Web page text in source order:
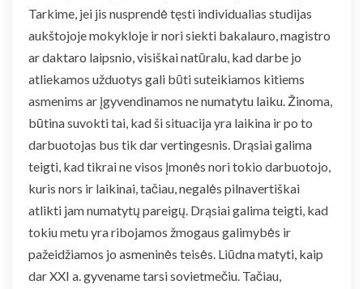
Tarkime, jei jis nusprendė tęsti individualias studijas
aukštojoje mokykloje ir nori siekti bakalauro, magistro
ar daktaro laipsnio, visiškai natūralu, kad darbe jo
atliekamos užduotys gali būti suteikiamos kitiems
asmenims ar įgyvendinamos ne numatytu laiku. Žinoma,
būtina suvokti tai, kad ši situacija yra laikina ir po to
darbuotojas bus tik dar vertingesnis. Drąsiai galima
teigti, kad tikrai ne visos įmonės nori tokio darbuotojo,
kuris nors ir laikinai, tačiau, negalės pilnavertiškai
atlikti jam numatytų pareigų. Drąsiai galima teigti, kad
tokiu metu yra ribojamos žmogaus galimybės ir
pažeidžiamos jo asmeninės teisės. Liūdna matyti, kaip
dar XXI a. gyvename tarsi sovietmečiu. Tačiau,